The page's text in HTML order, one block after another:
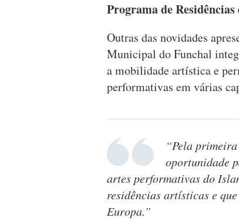
Programa de
Outras das novidades
Municipal do Funchal
a mobilidade artística e
performativas em várias
“Pela
oportunidade
artes performativas do
residências artísticas e
Europa.”